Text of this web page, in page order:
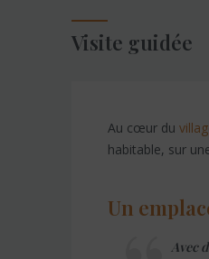
Visite guidée
Au cœur du
habitable, sur
Un
Avec